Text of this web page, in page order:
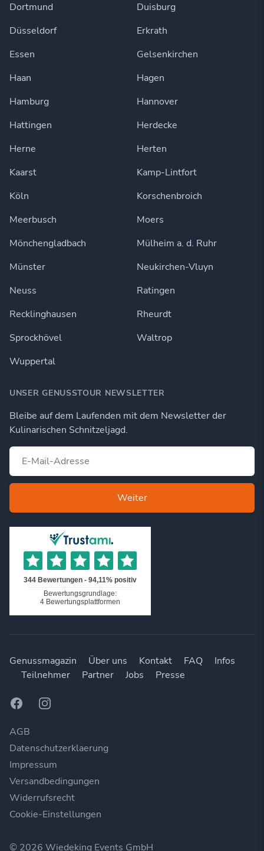
Dortmund
Duisburg
Düsseldorf
Erkrath
Essen
Gelsenkirchen
Haan
Hagen
Hamburg
Hannover
Hattingen
Herdecke
Herne
Herten
Kaarst
Kamp-Lintfort
Köln
Korschenbroich
Meerbusch
Moers
Mönchengladbach
Mülheim a. d. Ruhr
Münster
Neukirchen-Vluyn
Neuss
Ratingen
Recklinghausen
Rheurdt
Sprockhövel
Waltrop
Wuppertal
UNSER GENUSSTOUR NEWSLETTER
Bleibe auf dem Laufenden mit dem Newsletter der
Kulinarischen Schnitzeljagd.
Weiter
Genussmagazin Über uns Kontakt FAQ
Infos
Teilnehmer
Partner Jobs Presse
FacebookInstagram
AGB
Datenschutzerklaerung
Impressum
Versandbedingungen
Widerrufsrecht
Cookie-Einstellungen
© 2026 Wiedeking Events GmbH